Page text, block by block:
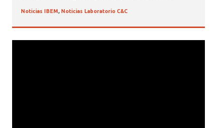
Noticias IBEM, Noticias Laboratorio C&C